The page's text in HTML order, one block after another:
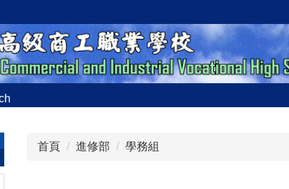
首頁 進修部 學務組